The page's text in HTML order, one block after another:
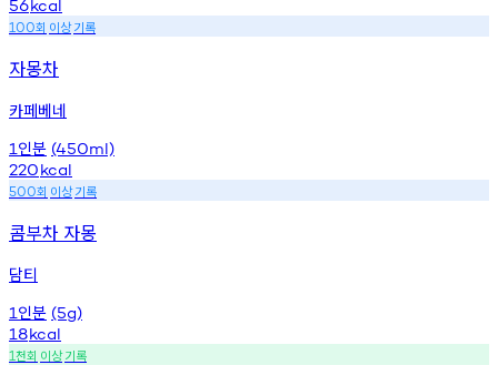
56kcal
100회 이상기록
자몽차
카페베네
1 인분 (450ml)
220kcal
500회 이상기록
콤부차 자몽
담티
1 인분 (5g)
18kcal
1천회 이상기록